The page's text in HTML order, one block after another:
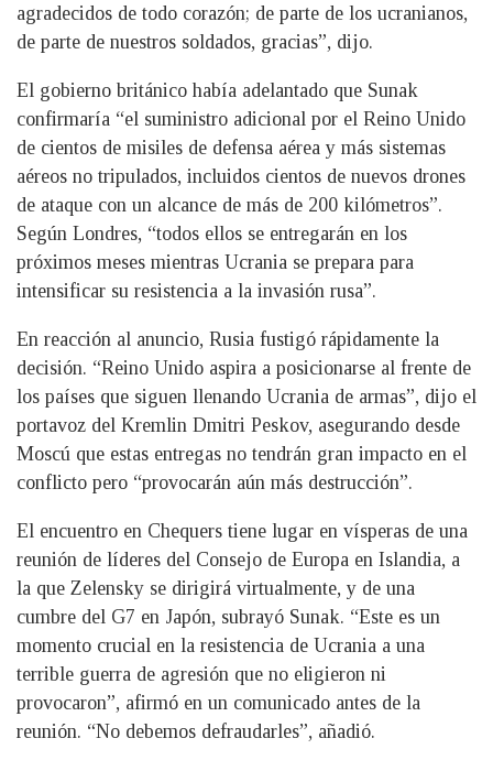
agradecidos de todo corazón; de parte de los ucranianos,
de parte de nuestros soldados, gracias”, dijo.
El gobierno británico había adelantado que Sunak
confirmaría “el suministro adicional por el Reino Unido
de cientos de misiles de defensa aérea y más sistemas
aéreos no tripulados, incluidos cientos de nuevos drones
de ataque con un alcance de más de 200 kilómetros”.
Según Londres, “todos ellos se entregarán en los
próximos meses mientras Ucrania se prepara para
intensificar su resistencia a la invasión rusa”.
En reacción al anuncio, Rusia fustigó rápidamente la
decisión. “Reino Unido aspira a posicionarse al frente de
los países que siguen llenando Ucrania de armas”, dijo el
portavoz del Kremlin Dmitri Peskov, asegurando desde
Moscú que estas entregas no tendrán gran impacto en el
conflicto pero “provocarán aún más destrucción”.
El encuentro en Chequers tiene lugar en vísperas de una
reunión de líderes del Consejo de Europa en Islandia, a
la que Zelensky se dirigirá virtualmente, y de una
cumbre del G7 en Japón, subrayó Sunak. “Este es un
momento crucial en la resistencia de Ucrania a una
terrible guerra de agresión que no eligieron ni
provocaron”, afirmó en un comunicado antes de la
reunión. “No debemos defraudarles”, añadió.